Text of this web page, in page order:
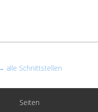
alle Schnittstellen
Seiten